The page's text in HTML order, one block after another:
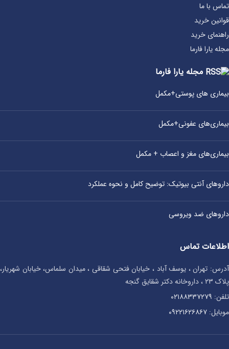
تماس با ما
قوانین خرید
راهنمای خرید
مجله یارا فارما
مجله یارا فارما
بیماری‌ های پوستی+مکمل
بیماری‌های عفونی+مکمل
بیماری‌های مغز و اعصاب + مکمل
داروهای آنتی‌ بیوتیک: توضیح کامل و نحوه عملکرد
داروهای ضد ویروسی
اطلاعات تماس
آدرس: تهران ، یوسف آباد ، خیابان فتحی شقاقی ، میدان سلماس، خیابان شهریار،
پلاک ۲۳ ، داروخانه دکتر شقایق گنجه
تلفن: ۰۲۱۸۸۳۳۷۲۷۹
موبایل: ۰۹۲۲۱۶۲۶۸۶۷